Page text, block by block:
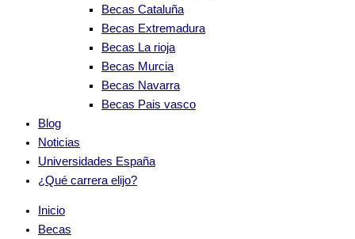
Becas Cataluña
Becas Extremadura
Becas La rioja
Becas Murcia
Becas Navarra
Becas Pais vasco
Blog
Noticias
Universidades España
¿Qué carrera elijo?
Inicio
Becas